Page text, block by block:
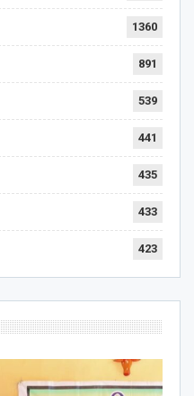
1360
891
539
441
435
433
423